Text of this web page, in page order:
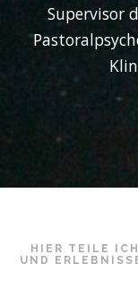
Supervisor
HIER TEILE
UND